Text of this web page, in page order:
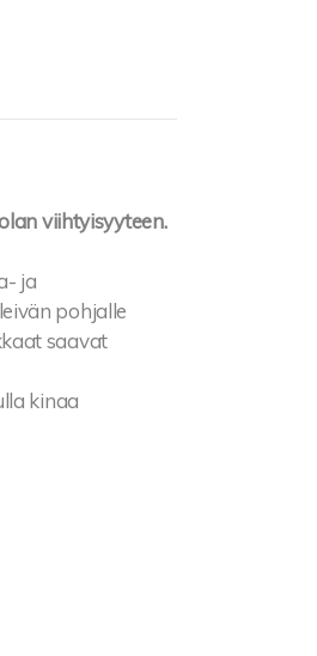
viihtyisyyteen.
ja
pohjalle
saavat
kinaa